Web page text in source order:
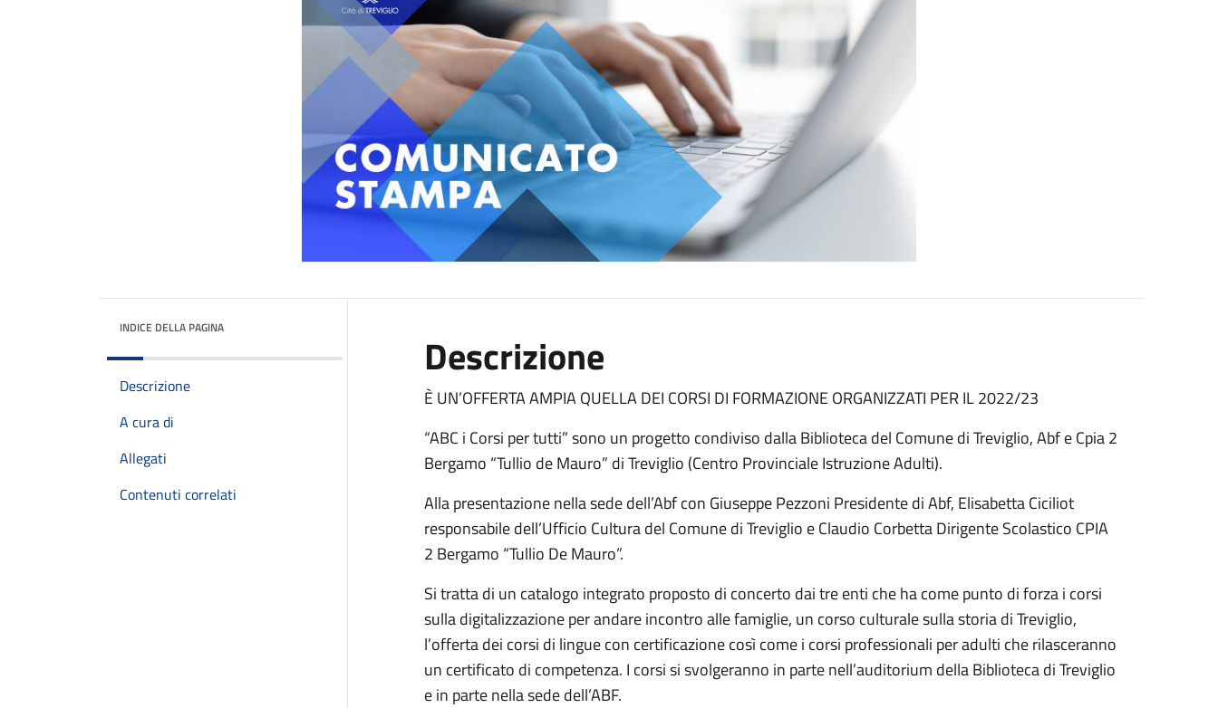
INDICE DELLA PAGINA
Descrizione
A cura di
Allegati
Contenuti correlati
Descrizione
È UN’OFFERTA AMPIA QUELLA DEI CORSI DI FORMAZIONE ORGANIZZATI PER IL 2022/23
“ABC i Corsi per tutti” sono un progetto condiviso dalla Biblioteca del Comune di Treviglio, Abf e Cpia 2
Bergamo “Tullio de Mauro” di Treviglio (Centro Provinciale Istruzione Adulti).
Alla presentazione nella sede dell’Abf con Giuseppe Pezzoni Presidente di Abf, Elisabetta Ciciliot
responsabile dell’Ufficio Cultura del Comune di Treviglio e Claudio Corbetta Dirigente Scolastico CPIA
2 Bergamo “Tullio De Mauro”.
Si tratta di un catalogo integrato proposto di concerto dai tre enti che ha come punto di forza i corsi
sulla digitalizzazione per andare incontro alle famiglie, un corso culturale sulla storia di Treviglio,
l’offerta dei corsi di lingue con certificazione così come i corsi professionali per adulti che rilasceranno
un certificato di competenza. I corsi si svolgeranno in parte nell’auditorium della Biblioteca di Treviglio
e in parte nella sede dell’ABF.